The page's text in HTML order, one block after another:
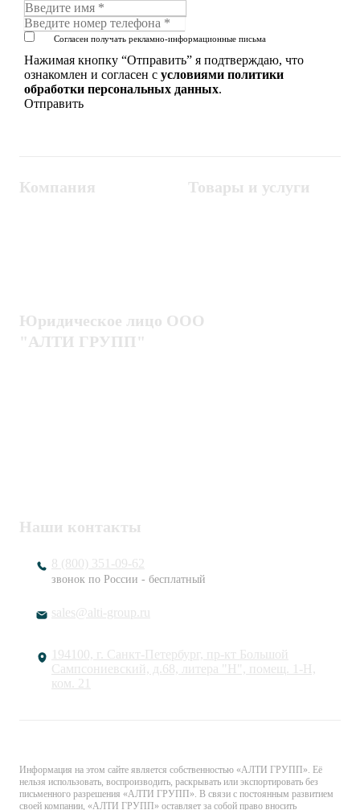
Согласен получать рекламно-информационные письма
Нажимая кнопку “Отправить” я подтверждаю, что
ознакомлен и согласен с условиями политики
обработки персональных данных.
Компания Товары и услуги
Юридическое лицо ООО
"АЛТИ ГРУПП"
Наши контакты
8 (800) 351-09-62
звонок по России - бесплатный
sales@alti-group.ru
194100, г. Санкт-Петербург, пр-кт Большой
Сампсониевский, д.68, литера "Н", помещ. 1-Н,
ком. 21
Информация на этом сайте является собственностью «АЛТИ ГРУПП». Её
нельзя использовать, воспроизводить, раскрывать или экспортировать без
письменного разрешения «АЛТИ ГРУПП». В связи с постоянным развитием
своей компании, «АЛТИ ГРУПП» оставляет за собой право вносить